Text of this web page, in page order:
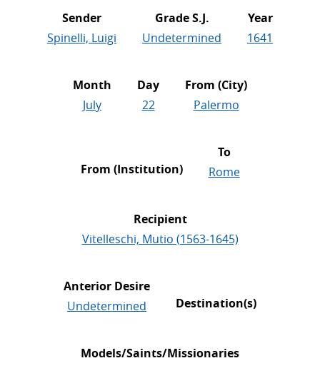
Sender
Spinelli, Luigi
Grade S.J.
Undetermined
Year
1641
Month
July
Day
22
From (City)
Palermo
From (Institution)
To
Rome
Recipient
Vitelleschi, Mutio (1563-1645)
Anterior Desire
Undetermined
Destination(s)
Models/Saints/Missionaries